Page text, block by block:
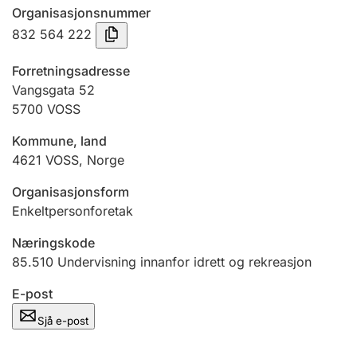
Jeger
Ektepaktrettleiaren
Andre tema
Organisasjonsnummer
832 564 222
Forretningsadresse
Vangsgata 52
5700 VOSS
Kommune, land
4621 VOSS, Norge
Organisasjonsform
Enkeltpersonforetak
Næringskode
85.510 Undervisning innanfor idrett og rekreasjon
E-post
Sjå e-post